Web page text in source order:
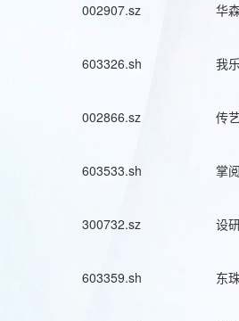
002907.sz 华
603326.sh 我
002866.sz 传
603533.sh 掌
300732.sz 设
603359.sh 东